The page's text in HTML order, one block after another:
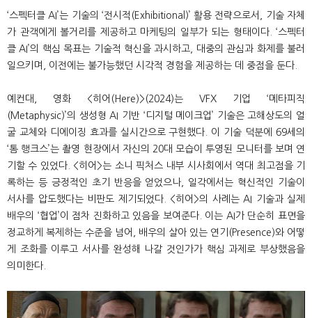
‘스펙터클 AI’는 기술의 ‘전시적(Exhibitional)’ 활용 전략으로서, 기술 자체
가 관객에게 볼거리를 제공하고 마케팅의 일부가 되는 형태이다. ‘스펙터
클 AI’의 핵심 목표는 기술적 혁신을 과시하고, 대중의 관심과 화제를 불러
일으키며, 이전에는 불가능했던 시각적 경험을 제공하는 데 중점을 둔다.
예컨대, 영화 <히어(Here)>(2024)는 VFX 기업 ‘메타피직
(Metaphysic)’의 생성형 AI 기반 ‘디지털 메이크업’ 기술은 고해상도의 얼
굴 교체와 디에이징 효과를 실시간으로 구현했다. 이 기술 덕분에 69세의
‘톰 행크스’는 촬영 현장에서 자신의 20대 모습이 투영된 모니터를 보며 연
기할 수 있었다. <히어>는 소니 픽처스 내부 시사회에서 역대 최고점을 기
록하는 등 긍정적인 초기 반응을 얻었으나, 일각에서는 혁신적인 기술이
서사를 압도했다는 비판도 제기되었다. <히어>의 사례는 AI 기술과 실제
배우의 ‘협업’이 점차 진화하고 있음을 보여준다. 이는 AI가 단순히 표면을
정교하게 복제하는 수준을 넘어, 배우의 살아 있는 연기(Presence)와 어떻
게 조화를 이루고 서사를 완성해 나갈 것인가가 핵심 과제로 부상했음을
의미한다.